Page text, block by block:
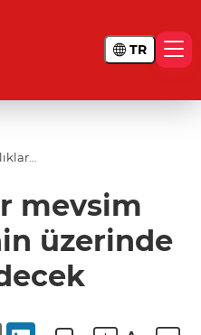
TR
mevsim
üzerinde